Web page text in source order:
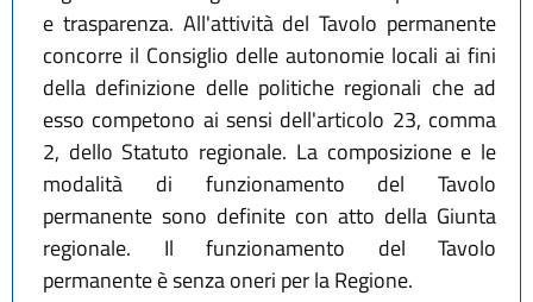
e trasparenza. All'attività del Tavolo permanente
concorre il Consiglio delle autonomie locali ai fini
della definizione delle politiche regionali che ad
esso competono ai sensi dell'articolo 23, comma
2, dello Statuto regionale. La composizione e le
modalità di funzionamento del Tavolo
permanente sono definite con atto della Giunta
regionale. Il funzionamento del Tavolo
permanente è senza oneri per la Regione.